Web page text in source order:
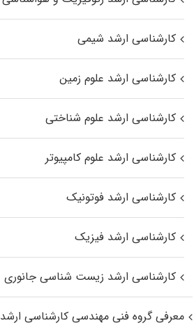
کارشناسی ارشد شیمی
کارشناسی ارشد علوم زمین
کارشناسی ارشد علوم شناختی
کارشناسی ارشد علوم کامپیوتر
کارشناسی ارشد فوتونیک
کارشناسی ارشد فیزیک
کارشناسی ارشد زیست‌ شناسی جانوری
معرفی گروه فنی مهندسی کارشناسی ارشد